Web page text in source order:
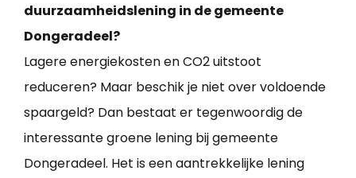
duurzaamheidslening in de gemeente
Dongeradeel?
Lagere energiekosten en CO2 uitstoot
reduceren? Maar beschik je niet over voldoende
spaargeld? Dan bestaat er tegenwoordig de
interessante groene lening bij gemeente
Dongeradeel. Het is een aantrekkelijke lening